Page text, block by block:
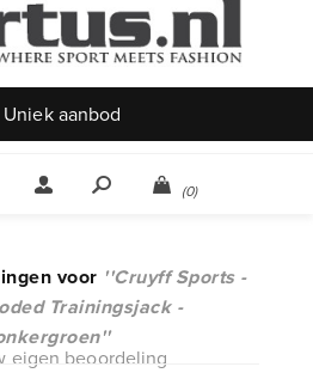
Uniek aanbod
(0)
voor
Cruyff Sports -
Trainingsjack -
eigen beoordeling